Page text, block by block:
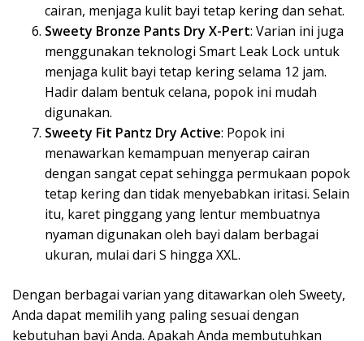
cairan, menjaga kulit bayi tetap kering dan sehat.
Sweety Bronze Pants Dry X-Pert: Varian ini juga
menggunakan teknologi Smart Leak Lock untuk
menjaga kulit bayi tetap kering selama 12 jam.
Hadir dalam bentuk celana, popok ini mudah
digunakan.
Sweety Fit Pantz Dry Active: Popok ini
menawarkan kemampuan menyerap cairan
dengan sangat cepat sehingga permukaan popok
tetap kering dan tidak menyebabkan iritasi. Selain
itu, karet pinggang yang lentur membuatnya
nyaman digunakan oleh bayi dalam berbagai
ukuran, mulai dari S hingga XXL.
Dengan berbagai varian yang ditawarkan oleh Sweety,
Anda dapat memilih yang paling sesuai dengan
kebutuhan bayi Anda. Apakah Anda membutuhkan